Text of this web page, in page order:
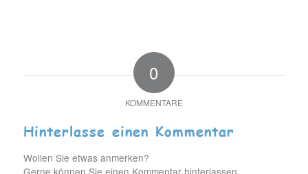
0
KOMMENTARE
Hinterlasse einen Kommentar
Wollen Sie etwas anmerken?